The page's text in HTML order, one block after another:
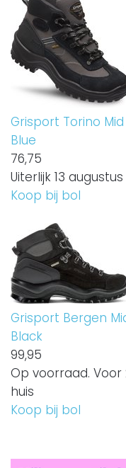
Grisport Torino
Blue
76,75
Uiterlijk 13
Koop bij bol
Grisport Bergen
Black
99,95
Op voorraad. Voor
huis
Koop bij bol